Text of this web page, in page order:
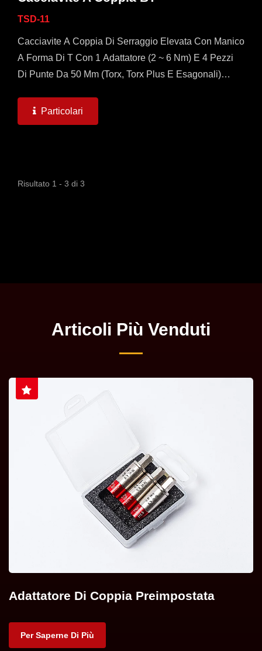
TSD-11
Cacciavite A Coppia Di Serraggio Elevata Con Manico
A Forma Di T Con 1 Adattatore (2 ~ 6 Nm) E 4 Pezzi
Di Punte Da 50 Mm (Torx, Torx Plus E Esagonali)
Nm, Questo...
Particolari
Risultato 1 - 3 di 3
Articoli Più Venduti
Adattatore Di Coppia Preimpostata
Per Saperne Di Più